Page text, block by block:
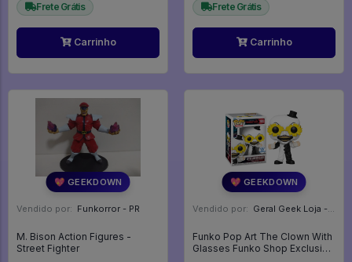
Frete Grátis
Carrinho
Frete Grátis
Carrinho
💖 GEEKDOWN
Vendido por: Funkorror - PR
M. Bison Action Figures -
Street Fighter
💖 GEEKDOWN
Vendido por: Geral Geek Loja - SP
Funko Pop Art The Clown With
Glasses Funko Shop Exclusive